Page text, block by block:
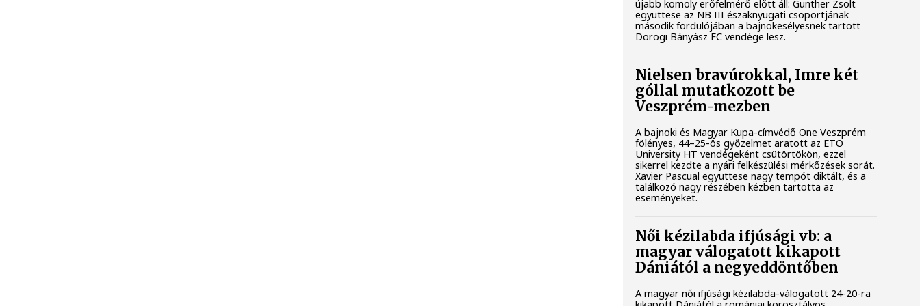
újabb komoly erőfelmérő előtt áll: Gunther Zsolt
együttese az NB III északnyugati csoportjának
második fordulójában a bajnokesélyesnek tartott
Dorogi Bányász FC vendége lesz.
Nielsen bravúrokkal, Imre két
góllal mutatkozott be
Veszprém-mezben
A bajnoki és Magyar Kupa-címvédő One Veszprém
fölényes, 44–25-ös győzelmet aratott az ETO
University HT vendégeként csütörtökön, ezzel
sikerrel kezdte a nyári felkészülési mérkőzések sorát.
Xavier Pascual együttese nagy tempót diktált, és a
találkozó nagy részében kézben tartotta az
eseményeket.
Női kézilabda ifjúsági vb: a
magyar válogatott kikapott
Dániától a negyeddöntőben
A magyar női ifjúsági kézilabda-válogatott 24-20-ra